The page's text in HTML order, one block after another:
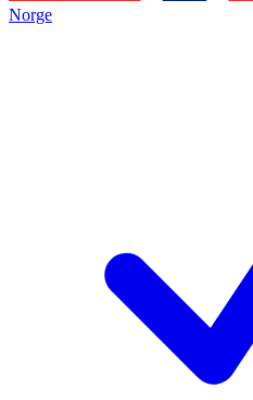
Norge